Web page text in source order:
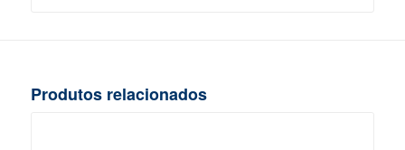
Produtos relacionados